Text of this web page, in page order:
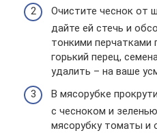
Очистите чеснок от
дайте ей стечь и
тонкими перчатками
горький перец,
удалить – на ваше
В мясорубке
с чесноком и
мясорубку томаты и